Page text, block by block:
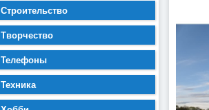
Строительство
Творчество
Телефоны
Техника